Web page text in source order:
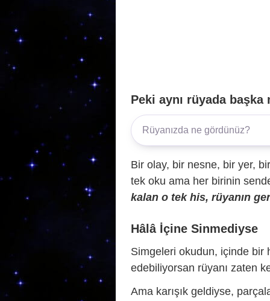
Peki aynı rüyada başka
Bir olay, bir nesne, bir yer,
tek oku ama her birinin
kalan o tek his, rüyanın
Hâlâ İçine Sinmediyse
Simgeleri okudun, içinde bir
edebiliyorsan rüyanı zaten
Ama karışık geldiyse,